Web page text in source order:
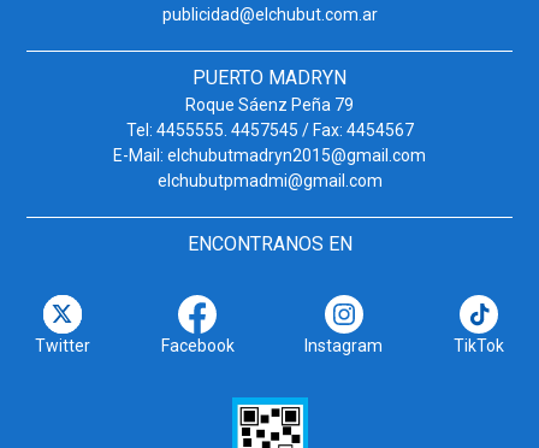
publicidad@elchubut.com.ar
PUERTO MADRYN
Roque Sáenz Peña 79
Tel: 4455555. 4457545 / Fax: 4454567
E-Mail: elchubutmadryn2015@gmail.com
elchubutpmadmi@gmail.com
ENCONTRANOS EN
Twitter Facebook Instagram TikTok